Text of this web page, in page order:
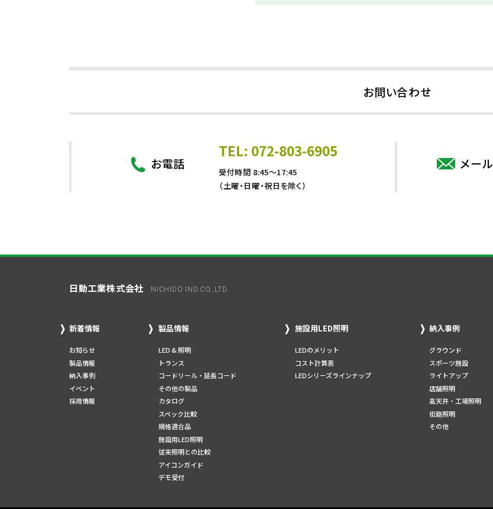
お問い合わせ
お電話
TEL: 072-803-6905
受付時間 8:45～17:45
（土曜・日曜・祝日を除く）
メール
日動工業株式会社 NICHIDO IND.CO.,LTD.
新着情報
お知らせ
製品情報
納入事例
イベント
採用情報
製品情報
LED & 照明
トランス
コードリール・延長コード
その他の製品
カタログ
スペック比較
規格適合品
施設用LED照明
従来照明との比較
アイコンガイド
デモ受付
施設用LED照明
LEDのメリット
コスト計算表
LEDシリーズラインナップ
納入事例
グラウンド
スポーツ施設
ライトアップ
店舗照明
高天井・工場照明
街路照明
その他